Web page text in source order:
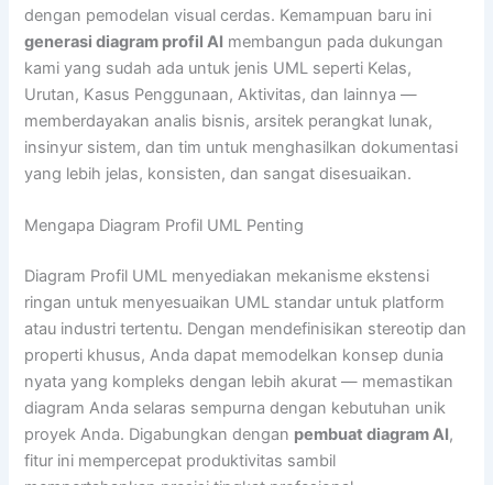
dengan pemodelan visual cerdas. Kemampuan baru ini
generasi diagram profil AI membangun pada dukungan
kami yang sudah ada untuk jenis UML seperti Kelas,
Urutan, Kasus Penggunaan, Aktivitas, dan lainnya —
memberdayakan analis bisnis, arsitek perangkat lunak,
insinyur sistem, dan tim untuk menghasilkan dokumentasi
yang lebih jelas, konsisten, dan sangat disesuaikan.
Mengapa Diagram Profil UML Penting
Diagram Profil UML menyediakan mekanisme ekstensi
ringan untuk menyesuaikan UML standar untuk platform
atau industri tertentu. Dengan mendefinisikan stereotip dan
properti khusus, Anda dapat memodelkan konsep dunia
nyata yang kompleks dengan lebih akurat — memastikan
diagram Anda selaras sempurna dengan kebutuhan unik
proyek Anda. Digabungkan dengan pembuat diagram AI,
fitur ini mempercepat produktivitas sambil